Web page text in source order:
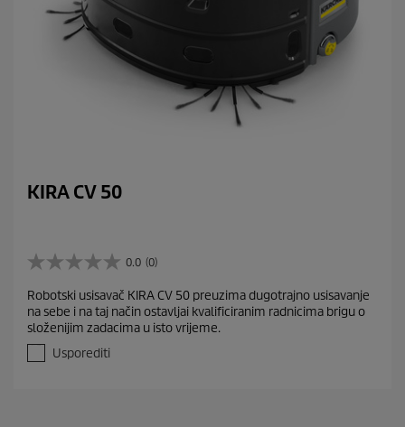
KIRA CV 50
0.0 (0)
0
0
o
d
z
Robotski usisavač KIRA CV 50 preuzima dugotrajno usisavanje
na sebe i na taj način ostavljai kvalificiranim radnicima brigu o
složenijim zadacima u isto vrijeme.
Usporediti